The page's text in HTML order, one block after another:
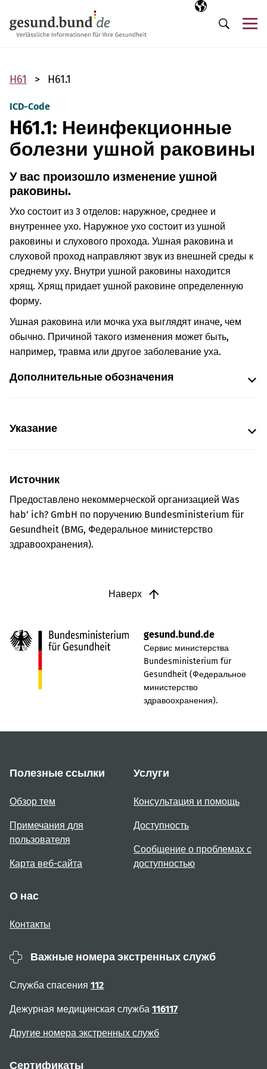
Выбранный
RU
Поиск
H61 H61.1
ICD-Code
H61.1: Неинфекционные
болезни ушной раковины
У вас произошло изменение ушной
раковины.
Ухо состоит из 3 отделов: наружное, среднее и
внутреннее ухо. Наружное ухо состоит из ушной
раковины и слухового прохода. Ушная раковина и
слуховой проход направляют звук из внешней среды к
среднему уху. Внутри ушной раковины находится
хрящ. Хрящ придает ушной раковине определенную
форму.
Ушная раковина или мочка уха выглядят иначе, чем
обычно. Причиной такого изменения может быть,
например, травма или другое заболевание уха.
Дополнительные обозначения
Указание
Источник
Предоставлено некоммерческой организацией Was
hab’ ich? GmbH по поручению Bundesministerium für
Gesundheit (BMG, Федеральное министерство
здравоохранения).
Наверх
gesund.bund.de
Сервис министерства
Bundesministerium für
Gesundheit (Федеральное
министерство
здравоохранения).
Полезные ссылки
Обзор тем
Примечания для
пользователя
Карта веб-сайта
Услуги
Консультация и помощь
Доступность
Сообщение о проблемах с
доступностью
О нас
Контакты
Важные номера экстренных служб
Служба спасения 112
Дежурная медицинская служба 116117
Другие номера экстренных служб
Сертификаты